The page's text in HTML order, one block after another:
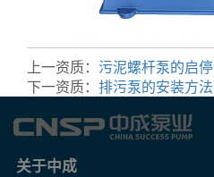
上一资质： 污泥螺杆泵的启停
下一资质： 排污泵的安装方法
关于中成